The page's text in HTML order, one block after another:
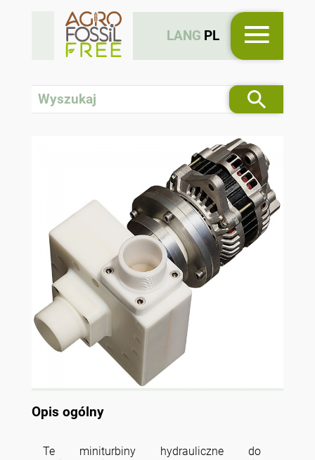
LANG PL
Opis ogólny
Te miniturbiny hydrauliczne do